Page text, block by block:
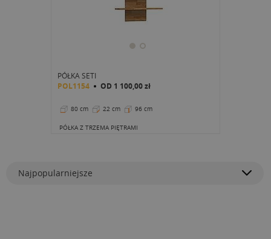
PÓŁKA SETI
POL1154 OD 1 100,00 zł
80 cm 22 cm 96 cm
PÓŁKA Z TRZEMA PIĘTRAMI
Najpopularniejsze